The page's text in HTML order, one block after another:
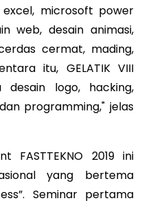
microsoft power
web, desain animasi,
cermat, mading,
itu, GELATIK VIII
logo, hacking,
programming," jelas
FASTTEKNO 2019 ini
yang bertema
Seminar pertama